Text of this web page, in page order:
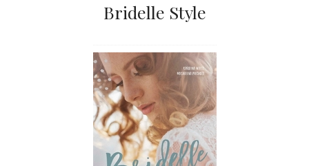
Bridelle Style